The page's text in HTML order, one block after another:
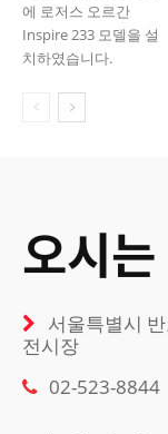
에 로저스 오르간
Inspire 233 모델을 설
치하였습니다.
오시는
서울특별시
전시장
02-523-8844